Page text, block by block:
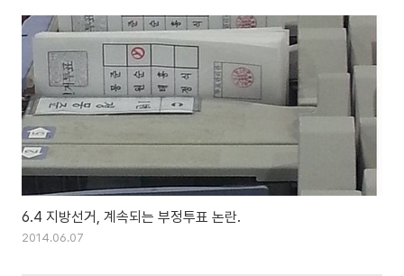
6.4 지방선거, 계속되는 부정투표 논란.
2014.06.07